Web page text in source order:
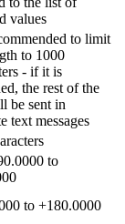
values
to limit
to 1000
- if it is
the rest of the
be sent in
text messages
to
to +180.0000